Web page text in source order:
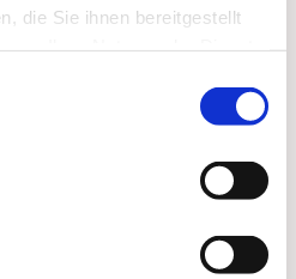
die Sie ihnen bereitgestellt